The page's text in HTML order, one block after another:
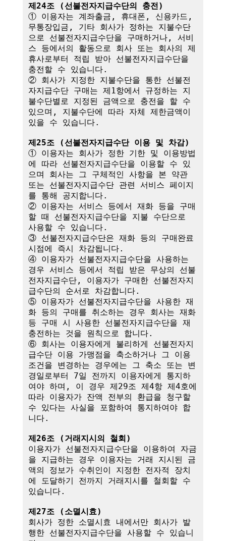
제24조 (선불전자지급수단의 충전)
① 이용자는 계좌출금, 휴대폰, 신용카드,
무통장입금, 기타 회사가 정하는 지불수단
으로 선불전자지급수단을 구매하거나, 서비
스 등에서의 활동으로 회사 또는 회사의 제
휴사로부터 적립 받아 선불전자지급수단을
충전할 수 있습니다.
② 회사가 지정한 지불수단을 통한 선불전
자지급수단 구매는 제1항에서 규정하는 지
불수단별로 지정된 금액으로 충전을 할 수
있으며, 지불수단에 따라 자체 제한금액이
있을 수 있습니다.
제25조 (선불전자지급수단 이용 및 차감)
① 이용자는 회사가 정한 기한 및 이용방법
에 따라 선불전자지급수단을 이용할 수 있
으며 회사는 그 구체적인 사항을 본 약관
또는 선불전자지급수단 관련 서비스 페이지
를 통해 공지합니다.
② 이용자는 서비스 등에서 재화 등을 구매
할 때 선불전자지급수단을 지불 수단으로
사용할 수 있습니다.
③ 선불전자지급수단은 재화 등의 구매완료
시점에 즉시 차감됩니다.
④ 이용자가 선불전자지급수단을 사용하는
경우 서비스 등에서 적립 받은 무상의 선불
전자지급수단, 이용자가 구매한 선불전자지
급수단의 순서로 차감합니다.
⑤ 이용자가 선불전자지급수단을 사용한 재
화 등의 구매를 취소하는 경우 회사는 재화
등 구매 시 사용한 선불전자지급수단을 재
충전하는 것을 원칙으로 합니다.
⑥ 회사는 이용자에게 불리하게 선불전자지
급수단 이용 가맹점을 축소하거나 그 이용
조건을 변경하는 경우에는 그 축소 또는 변
경일로부터 7일 전까지 이용자에게 통지하
여야 하며, 이 경우 제29조 제4항 제4호에
따라 이용자가 잔액 전부의 환급을 청구할
수 있다는 사실을 포함하여 통지하여야 합
니다.
제26조 (거래지시의 철회)
이용자가 선불전자지급수단을 이용하여 자금
을 지급하는 경우 이용자는 거래 지시된 금
액의 정보가 수취인이 지정한 전자적 장치
에 도달하기 전까지 거래지시를 철회할 수
있습니다.
제27조 (소멸시효)
회사가 정한 소멸시효 내에서만 회사가 발
행한 선불전자지급수단을 사용할 수 있습니